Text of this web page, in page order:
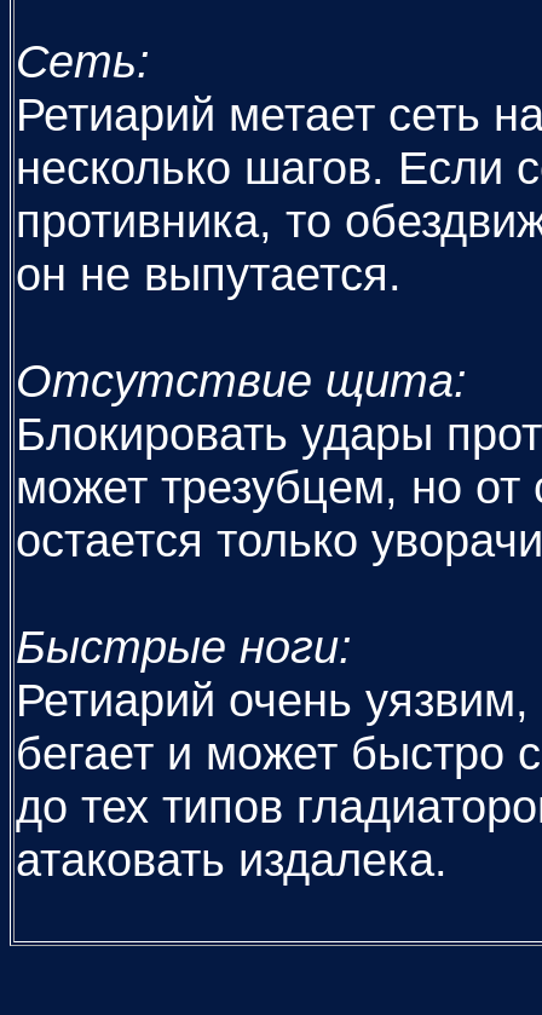
Сеть:
Ретиарий метает сеть
несколько шагов. Если
противника, то
он не выпутается.
Отсутствие щита:
Блокировать удары
может трезубцем, но от
остается только
Быстрые ноги:
Ретиарий очень
бегает и может быстро
до тех типов
атаковать издалека.